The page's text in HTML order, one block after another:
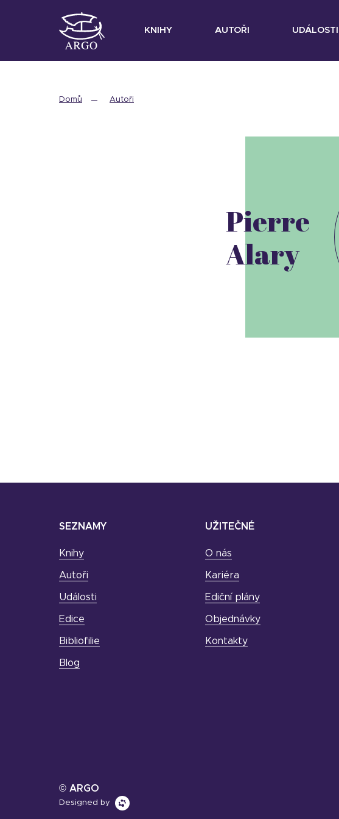
KNIHY AUTOŘI UDÁLOSTI
Domů Autoři
Pierre
Alary
SEZNAMY
Knihy
Autoři
Události
Edice
Bibliofilie
Blog
UŽITEČNÉ
O nás
Kariéra
Ediční plány
Objednávky
Kontakty
© ARGO
Designed by